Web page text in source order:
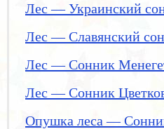
Лес — Украинский
Лес — Славянский
Лес — Сонник
Лес — Сонник
Опушка леса —